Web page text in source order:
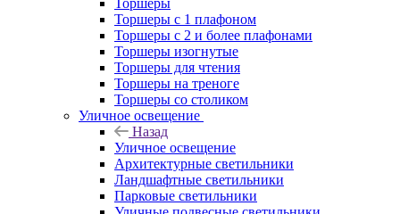
Торшеры
Торшеры с 1 плафоном
Торшеры с 2 и более плафонами
Торшеры изогнутые
Торшеры для чтения
Торшеры на треноге
Торшеры со столиком
Уличное освещение
Назад
Уличное освещение
Архитектурные светильники
Ландшафтные светильники
Парковые светильники